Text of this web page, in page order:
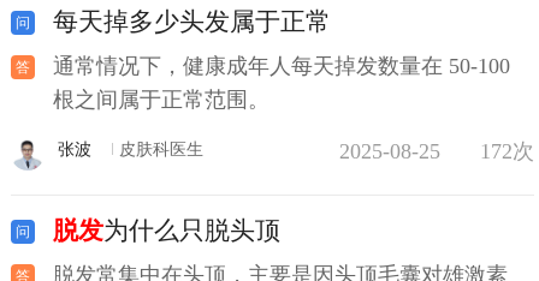
每天掉多少头发属于正常
通常情况下，健康成年人每天掉发数量在 50-100
根之间属于正常范围。
张波 皮肤科医生 2025-08-25 172次
脱发为什么只脱头顶
脱发常集中在头顶，主要是因头顶毛囊对雄激素